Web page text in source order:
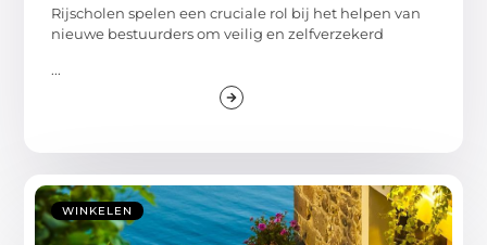
Rijscholen spelen een cruciale rol bij het helpen van
nieuwe bestuurders om veilig en zelfverzekerd
...
WINKELEN